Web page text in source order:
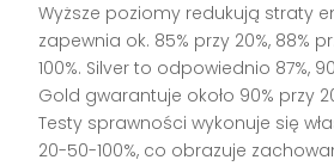
Wyższe poziomy redukują straty
zapewnia ok. 85% przy 20%, 88%
100%. Silver to odpowiednio 87%,
Gold gwarantuje około 90% przy
Testy sprawności wykonuje się
20-50-100%, co obrazuje